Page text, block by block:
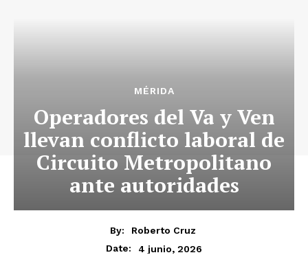
MÉRIDA
Operadores del Va y Ven
llevan conflicto laboral de
Circuito Metropolitano
ante autoridades
By:
Roberto Cruz
Date:
4 junio, 2026